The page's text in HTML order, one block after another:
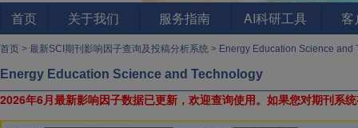
首页 关于我们 服务指南 AI科研工具 客
首页 > 最新SCI期刊影响因子查询及投稿分析系统 > Energy Education Science and
Energy Education Science and Technology
2026年6月最新影响因子数据已更新，欢迎查询使用。 如果您对期刊系